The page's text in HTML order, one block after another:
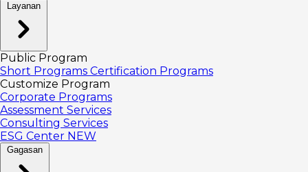
Layanan
Public Program
Short Programs Certification Programs
Customize Program
Corporate Programs
Assessment Services
Consulting Services
ESG Center NEW
Gagasan